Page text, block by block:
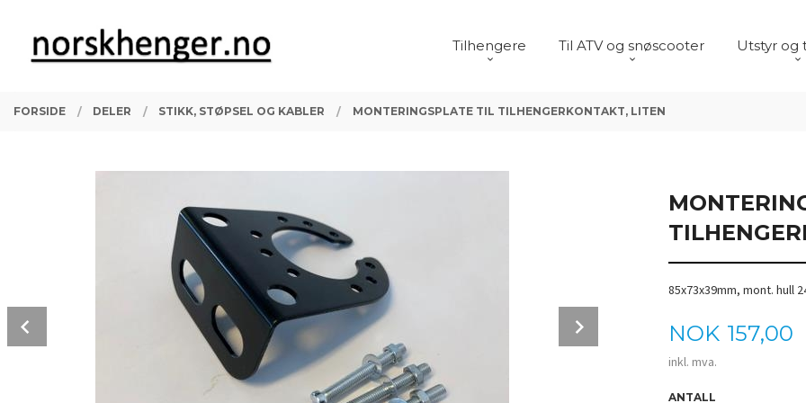
innholdet
PRODUKTER
Tilhengere Til ATV og snøscooter Utstyr og
FORSIDE DELER STIKK, STØPSEL OG KABLER MONTERINGSPLATE TIL TILHENGERKONTAKT, LITEN
85x73x39mm, mont. hull
Pris
NOK 157,00
inkl. mva.
ANTALL